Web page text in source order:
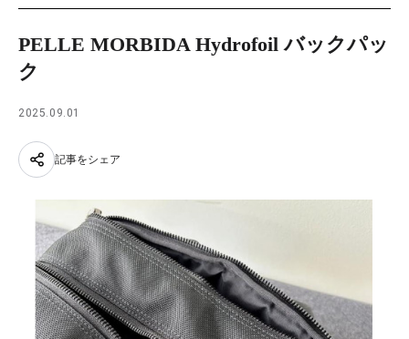
PELLE MORBIDA Hydrofoil バックパッ
ク
2025.09.01
記事をシェア